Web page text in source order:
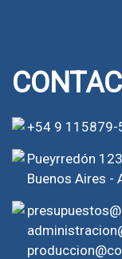
+54 9 115879-
Pueyrredón
Buenos Aires -